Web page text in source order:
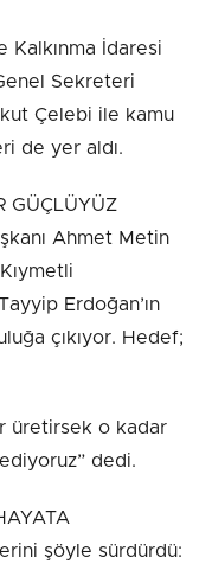
Kalkınma İdaresi
Sekreteri
Çelebi ile kamu
de yer aldı.
GÜÇLÜYÜZ
Ahmet Metin
Erdoğan’ın
çıkıyor. Hedef;
üretirsek o kadar
dedi.
şöyle sürdürdü: